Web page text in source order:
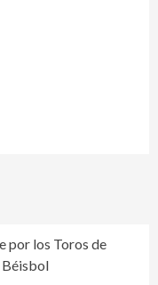
por los Toros de
Béisbol